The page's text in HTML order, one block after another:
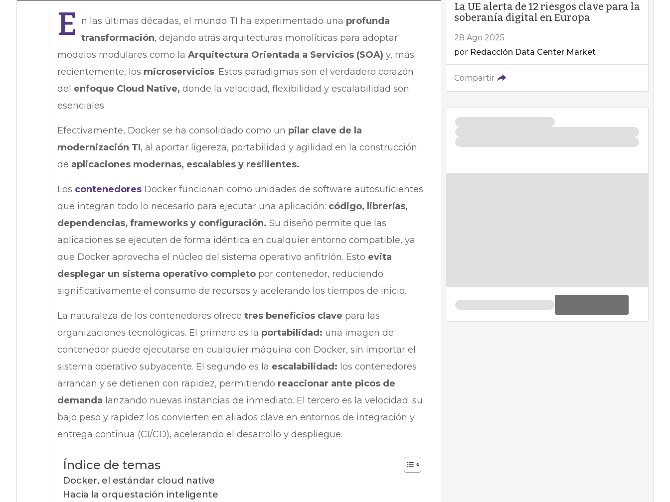
E n las últimas décadas, el mundo TI ha experimentado una profunda
transformación, dejando atrás arquitecturas monolíticas para adoptar
modelos modulares como la Arquitectura Orientada a Servicios (SOA) y, más
recientemente, los microservicios. Estos paradigmas son el verdadero corazón
del enfoque Cloud Native, donde la velocidad, flexibilidad y escalabilidad son
esenciales
Efectivamente, Docker se ha consolidado como un pilar clave de la
modernización TI, al aportar ligereza, portabilidad y agilidad en la construcción
de aplicaciones modernas, escalables y resilientes.
Los contenedoresDocker funcionan como unidades de software autosuficientes
que integran todo lo necesario para ejecutar una aplicación: código, librerías,
dependencias, frameworks y configuración. Su diseño permite que las
aplicaciones se ejecuten de forma idéntica en cualquier entorno compatible, ya
que Docker aprovecha el núcleo del sistema operativo anfitrión. Esto evita
desplegar un sistema operativo completopor contenedor, reduciendo
significativamente el consumo de recursos y acelerando los tiempos de inicio.
La naturaleza de los contenedores ofrece tres beneficios clave para las
organizaciones tecnológicas. El primero es la portabilidad: una imagen de
contenedor puede ejecutarse en cualquier máquina con Docker, sin importar el
sistema operativo subyacente. El segundo es la escalabilidad: los contenedores
arrancan y se detienen con rapidez, permitiendo reaccionar ante picos de
demanda lanzando nuevas instancias de inmediato. El tercero es la velocidad: su
bajo peso y rapidez los convierten en aliados clave en entornos de integración y
entrega continua (CI/CD), acelerando el desarrollo y despliegue.
Índice de temas
Docker, el estándar cloud native
Hacia la orquestación inteligente
La UE alerta de 12 riesgos clave para la
soberanía digital en Europa
28 Ago 2025
por Redacción Data Center Market
Compartir